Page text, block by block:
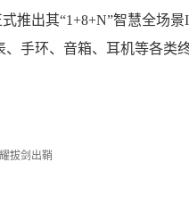
推出其“1+8+N”智慧全场
、手环、音箱、耳机等各类